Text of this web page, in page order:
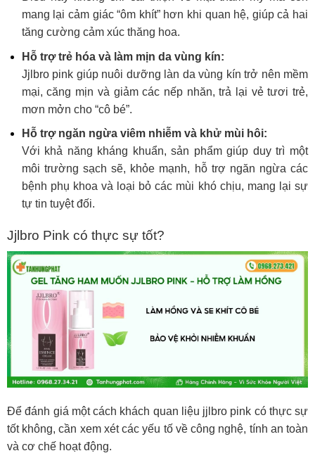
mang lại cảm giác “ôm khít” hơn khi quan hệ, giúp cả hai
tăng cường cảm xúc thăng hoa.
Hỗ trợ trẻ hóa và làm mịn da vùng kín:
Jjlbro pink giúp nuôi dưỡng làn da vùng kín trở nên mềm
mại, căng mịn và giảm các nếp nhăn, trả lại vẻ tươi trẻ,
mơn mởn cho “cô bé”.
Hỗ trợ ngăn ngừa viêm nhiễm và khử mùi hôi:
Với khả năng kháng khuẩn, sản phẩm giúp duy trì một
môi trường sạch sẽ, khỏe mạnh, hỗ trợ ngăn ngừa các
bệnh phụ khoa và loại bỏ các mùi khó chịu, mang lại sự
tự tin tuyệt đối.
Jjlbro Pink có thực sự tốt?
Để đánh giá một cách khách quan liệu jjlbro pink có thực sự
tốt không, cần xem xét các yếu tố về công nghệ, tính an toàn
và cơ chế hoạt động.